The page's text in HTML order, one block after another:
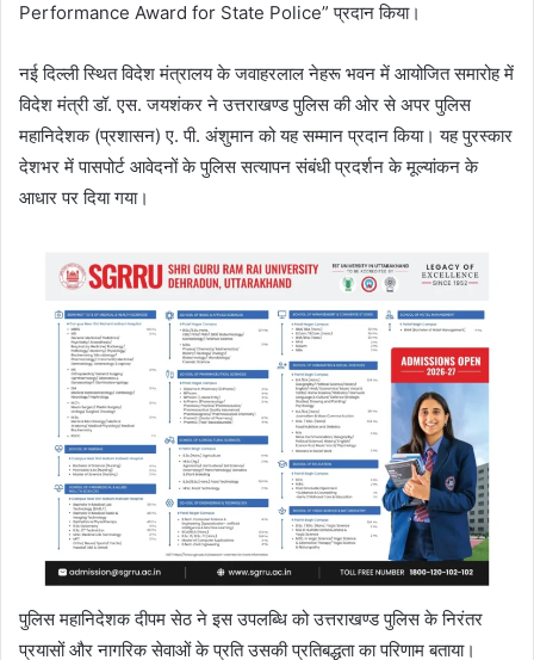
Performance Award for State Police” प्रदान किया।
नई दिल्ली स्थित विदेश मंत्रालय के जवाहरलाल नेहरू भवन में आयोजित समारोह में
विदेश मंत्री डॉ. एस. जयशंकर ने उत्तराखण्ड पुलिस की ओर से अपर पुलिस
महानिदेशक (प्रशासन) ए. पी. अंशुमान को यह सम्मान प्रदान किया। यह पुरस्कार
देशभर में पासपोर्ट आवेदनों के पुलिस सत्यापन संबंधी प्रदर्शन के मूल्यांकन के
आधार पर दिया गया।
पुलिस महानिदेशक दीपम सेठ ने इस उपलब्धि को उत्तराखण्ड पुलिस के निरंतर
प्रयासों और नागरिक सेवाओं के प्रति उसकी प्रतिबद्धता का परिणाम बताया।